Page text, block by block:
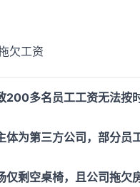
欠工资
多名员工工资无法按
为第三方公司，部分员
剩空桌椅，且公司拖欠